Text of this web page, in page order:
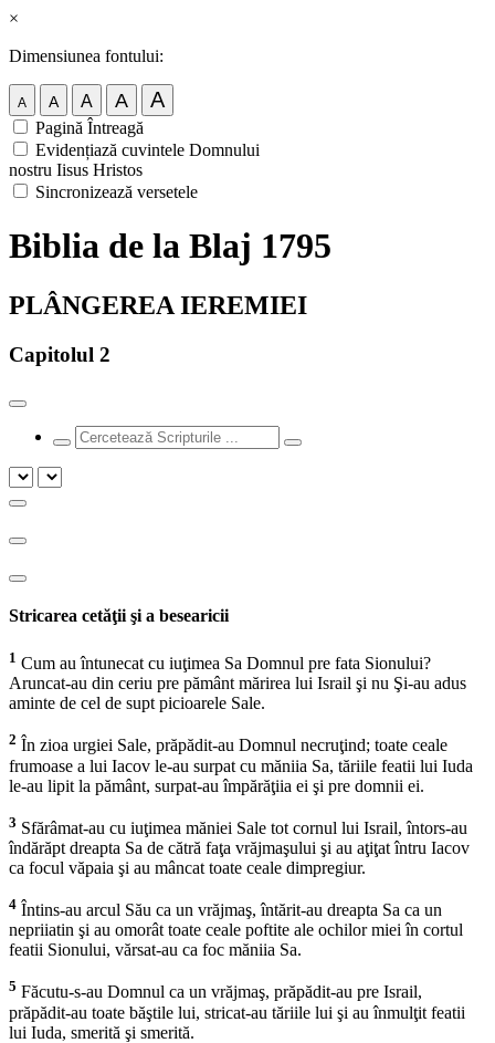
×
Dimensiunea fontului:
A A A A A
Pagină Întreagă
Evidențiază cuvintele Domnului
nostru Iisus Hristos
Sincronizează versetele
Biblia de la Blaj 1795
PLÂNGEREA IEREMIEI
Capitolul 2
Stricarea cetăţii şi a besearicii
1 Cum au întunecat cu iuţimea Sa Domnul pre fata Sionului?
Aruncat-au din ceriu pre pământ mărirea lui Israil şi nu Şi-au adus
aminte de cel de supt picioarele Sale.
2 În zioa urgiei Sale, prăpădit-au Domnul necruţind; toate ceale
frumoase a lui Iacov le-au surpat cu măniia Sa, tăriile featii lui Iuda
le-au lipit la pământ, surpat-au împărăţiia ei şi pre domnii ei.
3 Sfărâmat-au cu iuţimea măniei Sale tot cornul lui Israil, întors-au
îndărăpt dreapta Sa de cătră faţa vrăjmaşului şi au aţiţat întru Iacov
ca focul văpaia şi au mâncat toate ceale dimpregiur.
4 Întins-au arcul Său ca un vrăjmaş, întărit-au dreapta Sa ca un
nepriiatin şi au omorât toate ceale poftite ale ochilor miei în cortul
featii Sionului, vărsat-au ca foc măniia Sa.
5 Făcutu-s-au Domnul ca un vrăjmaş, prăpădit-au pre Israil,
prăpădit-au toate băştile lui, stricat-au tăriile lui şi au înmulţit featii
lui Iuda, smerită şi smerită.